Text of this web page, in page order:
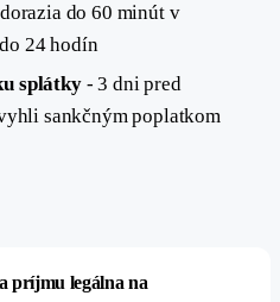
do 60 minút v
24 hodín
splátky- 3 dni pred
sankčným poplatkom
príjmu legálna na